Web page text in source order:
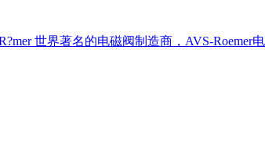
界著名的电磁阀制造商，AVS-Roemer电